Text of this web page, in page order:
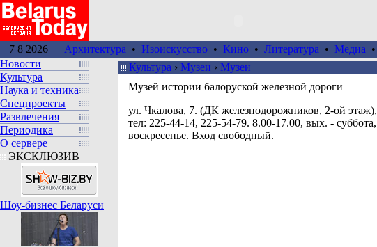
7 8 2026 Архитектура • Изоискусство • Кино • Литература • Медиа •
Новости
Культура
Наука и техника
Спецпроекты
Развлечения
Периодика
О сервере
ЭКСКЛЮЗИВ
Шоу-бизнес Беларуси
Культура › Музеи › Музеи
Музей истории балоруской железной дороги
ул. Чкалова, 7. (ДК железнодорожников, 2-ой этаж),
тел: 225-44-14, 225-54-79. 8.00-17.00, вых. - суббота,
воскресенье. Вход свободный.